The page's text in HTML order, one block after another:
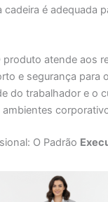
cadeira é adequada
produto atende aos
e segurança para
do trabalhador e o
ambientes
O Padrão